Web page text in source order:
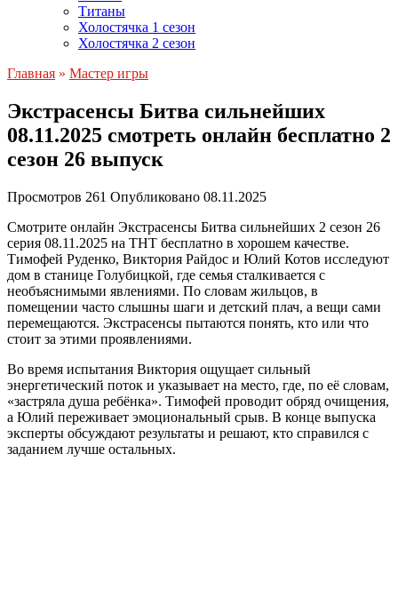
Титаны
Холостячка 1 сезон
Холостячка 2 сезон
Главная » Мастер игры
Экстрасенсы Битва сильнейших
08.11.2025 смотреть онлайн бесплатно 2
сезон 26 выпуск
Просмотров 261 Опубликовано 08.11.2025
Смотрите онлайн Экстрасенсы Битва сильнейших 2 сезон 26
серия 08.11.2025 на ТНТ бесплатно в хорошем качестве.
Тимофей Руденко, Виктория Райдос и Юлий Котов исследуют
дом в станице Голубицкой, где семья сталкивается с
необъяснимыми явлениями. По словам жильцов, в
помещении часто слышны шаги и детский плач, а вещи сами
перемещаются. Экстрасенсы пытаются понять, кто или что
стоит за этими проявлениями.
Во время испытания Виктория ощущает сильный
энергетический поток и указывает на место, где, по её словам,
«застряла душа ребёнка». Тимофей проводит обряд очищения,
а Юлий переживает эмоциональный срыв. В конце выпуска
эксперты обсуждают результаты и решают, кто справился с
заданием лучше остальных.